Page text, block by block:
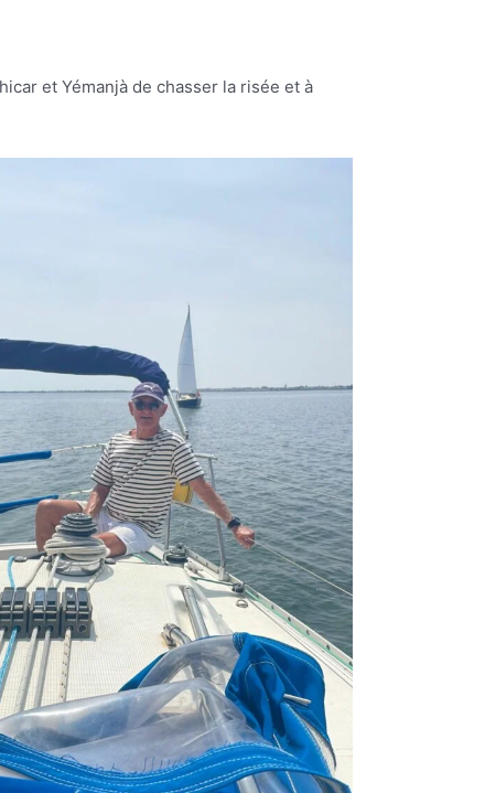
et Yémanjà de chasser la risée et à